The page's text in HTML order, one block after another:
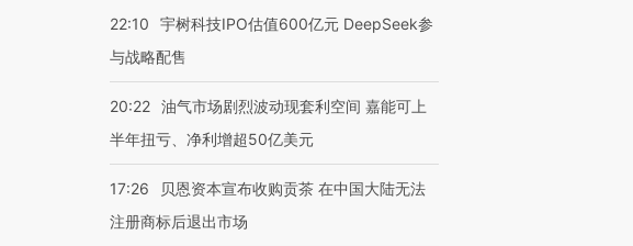
22:10
宇树科技IPO估值600亿元 DeepSeek参
与战略配售
20:22 油气市场剧烈波动现套利空间 嘉能可上
半年扭亏、净利增超50亿美元
17:26
贝恩资本宣布收购贡茶 在中国大陆无法
注册商标后退出市场